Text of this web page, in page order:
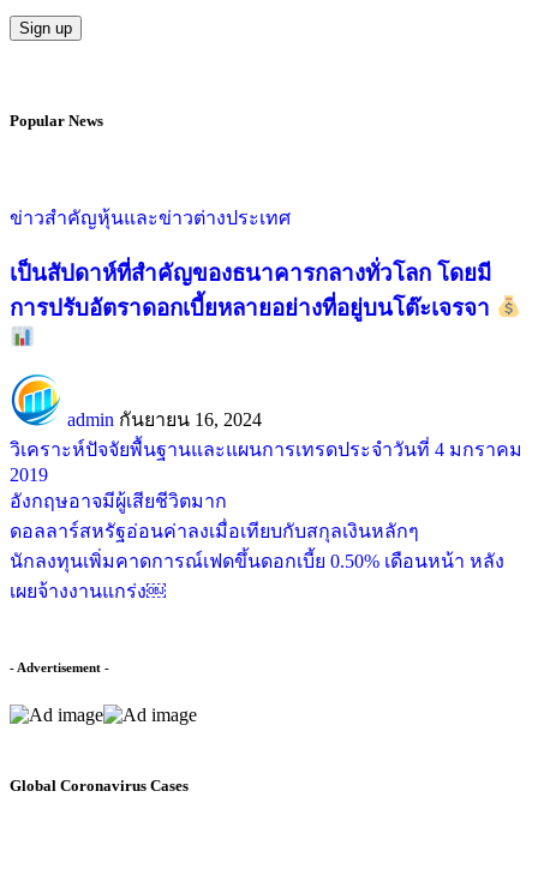
Popular News
ข่าวสำคัญหุ้นและข่าวต่างประเทศ
เป็นสัปดาห์ที่สำคัญของธนาคารกลางทั่วโลก โดยมี
การปรับอัตราดอกเบี้ยหลายอย่างที่อยู่บนโต๊ะเจรจา
admin กันยายน 16, 2024
วิเคราะห์ปัจจัยพื้นฐานและแผนการเทรดประจำวันที่ 4 มกราคม
2019
อังกฤษอาจมีผู้เสียชีวิตมาก
ดอลลาร์สหรัฐอ่อนค่าลงเมื่อเทียบกับสกุลเงินหลักๆ
นักลงทุนเพิ่มคาดการณ์เฟดขึ้นดอกเบี้ย 0.50% เดือนหน้า หลัง
เผยจ้างงานแกร่ง￼
- Advertisement -
Global Coronavirus Cases